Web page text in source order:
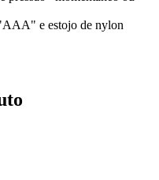
e estojo de nylon